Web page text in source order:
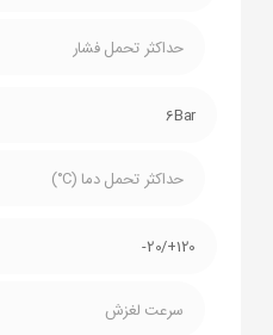
حداکثر تحمل فشار
6Bar
حداکثر تحمل دما (C°)
120+/20-
سرعت لغزش